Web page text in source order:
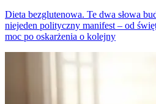
Dieta bezglutenowa. Te dwa słowa
niejeden polityczny manifest – od
moc po oskarżenia o kolejny